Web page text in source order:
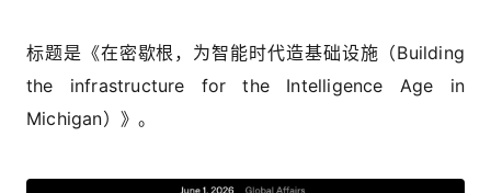
标题是《在密歇根，为智能时代造基础设施（Building
the infrastructure for the Intelligence Age in
Michigan）》。